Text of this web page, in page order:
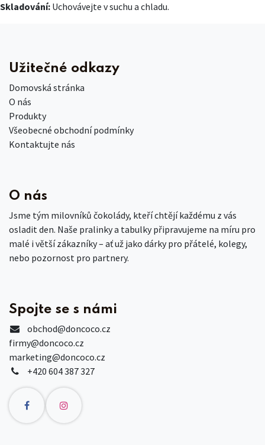
Skladování: Uchovávejte v suchu a chladu.
Užitečné odkazy
Domovská stránka
O nás
Produkty
Všeobecné obchodní podmínky
Kontaktujte nás
O nás
Jsme tým milovníků čokolády, kteří chtějí každému z vás
osladit den. Naše pralinky a tabulky připravujeme na míru pro
malé i větší zákazníky – ať už jako dárky pro přátelé, kolegy,
nebo pozornost pro partnery.
Spojte se s námi
obchod@doncoco.cz
firmy@doncoco.cz
marketing@doncoco.cz
+420 604 387 327